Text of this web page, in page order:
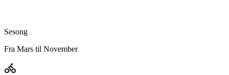
Sesong
Fra Mars til November